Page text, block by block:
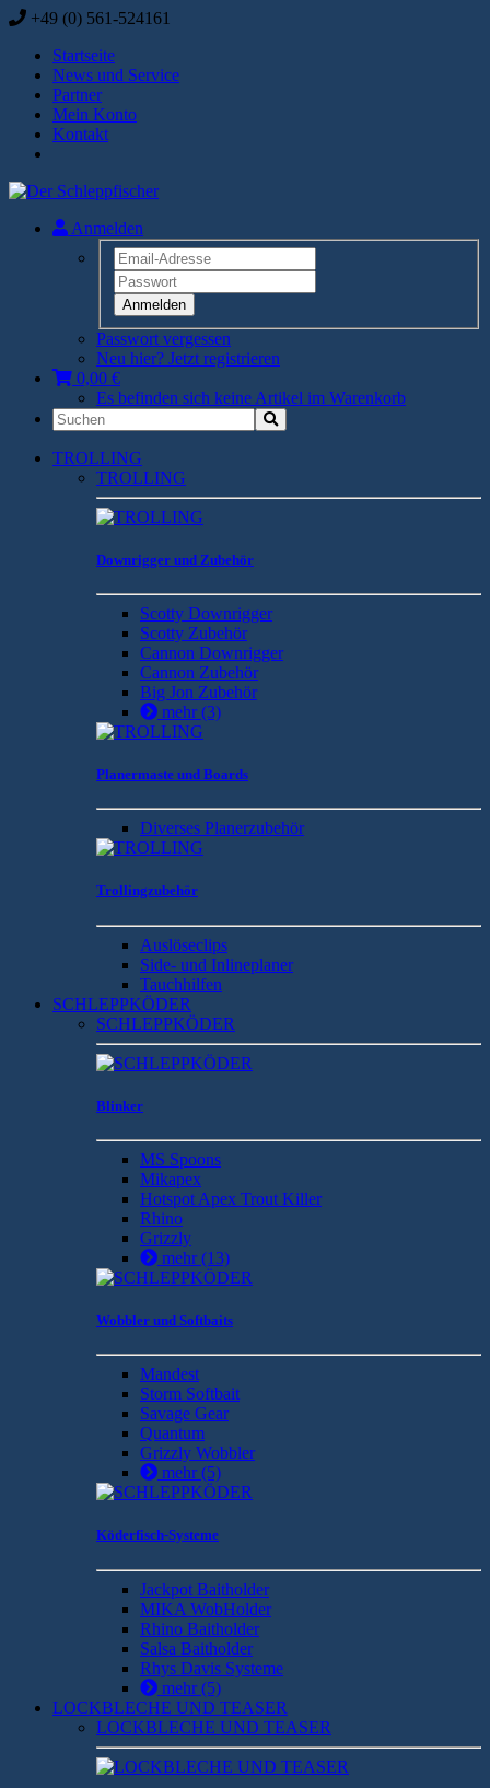
+49 (0) 561-524161
Startseite
News und Service
Partner
Mein Konto
Kontakt
Anmelden
Anmelden
Passwort vergessen
Neu hier? Jetzt registrieren
0,00 €
Es befinden sich keine Artikel im Warenkorb
TROLLING
TROLLING
Downrigger und Zubehör
Scotty Downrigger
Scotty Zubehör
Cannon Downrigger
Cannon Zubehör
Big Jon Zubehör
mehr(3)
Planermaste und Boards
Diverses Planerzubehör
Trollingzubehör
Auslöseclips
Side- und Inlineplaner
Tauchhilfen
SCHLEPPKÖDER
SCHLEPPKÖDER
Blinker
MS Spoons
Mikapex
Hotspot Apex Trout Killer
Rhino
Grizzly
mehr(13)
Wobbler und Softbaits
Mandest
Storm Softbait
Savage Gear
Quantum
Grizzly Wobbler
mehr(5)
Köderfisch-Systeme
Jackpot Baitholder
MIKA WobHolder
Rhino Baitholder
Salsa Baitholder
Rhys Davis Systeme
mehr(5)
LOCKBLECHE UND TEASER
LOCKBLECHE UND TEASER